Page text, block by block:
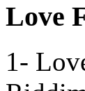
Love
1-